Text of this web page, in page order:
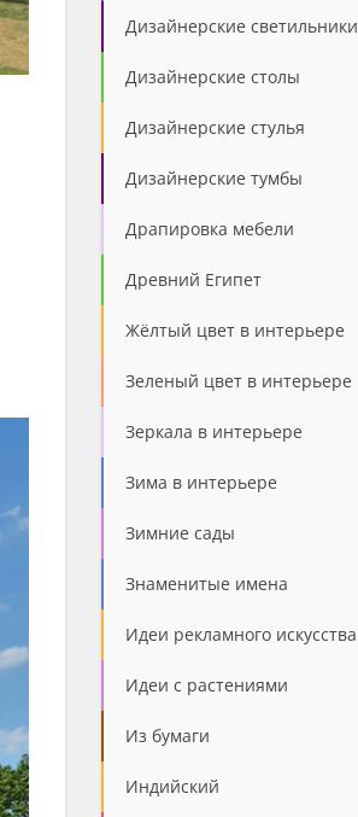
Дизайнерские светильники
Дизайнерские столы
Дизайнерские стулья
Дизайнерские тумбы
Драпировка мебели
Древний Египет
Жёлтый цвет в интерьере
Зеленый цвет в интерьере
Зеркала в интерьере
Зима в интерьере
Зимние сады
Знаменитые имена
Идеи рекламного искусства
Идеи с растениями
Из бумаги
Индийский